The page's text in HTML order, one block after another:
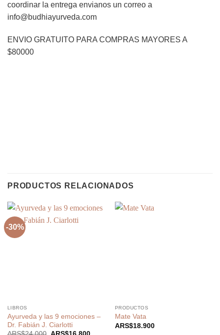
coordinar la entrega envianos un correo a
info@budhiayurveda.com
ENVIO GRATUITO PARA COMPRAS MAYORES A
$80000
PRODUCTOS RELACIONADOS
-30%
LIBROS
Ayurveda y las 9 emociones –
Dr. Fabián J. Ciarlotti
El
El
PRODUCTOS
Mate Vata
ARS$18.900